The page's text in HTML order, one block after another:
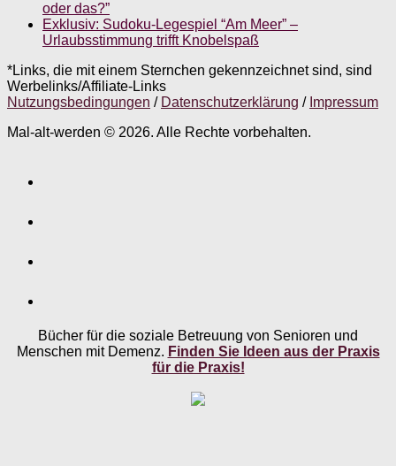
oder das?”
Exklusiv: Sudoku-Legespiel “Am Meer” –
Urlaubsstimmung trifft Knobelspaß
*Links, die mit einem Sternchen gekennzeichnet sind, sind
Werbelinks/Affiliate-Links
Nutzungsbedingungen / Datenschutzerklärung / Impressum
Mal-alt-werden © 2026. Alle Rechte vorbehalten.
Bücher für die soziale Betreuung von Senioren und
Menschen mit Demenz. Finden Sie Ideen aus der Praxis
für die Praxis!